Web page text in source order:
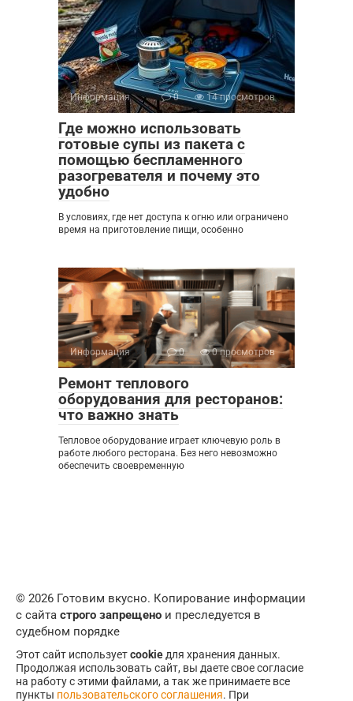
Информация 0 14 просмотров
Где можно использовать
готовые супы из пакета с
помощью беспламенного
разогревателя и почему это
удобно
В условиях, где нет доступа к огню или ограничено
время на приготовление пищи, особенно
Информация 0 0 просмотров
Ремонт теплового
оборудования для ресторанов:
что важно знать
Тепловое оборудование играет ключевую роль в
работе любого ресторана. Без него невозможно
обеспечить своевременную
© 2026 Готовим вкусно. Копирование информации
с сайта строго запрещено и преследуется в
судебном порядке
Этот сайт используетcookieдля хранения данных.
Продолжая использовать сайт, вы даете свое согласие
на работу с этими файлами, а так же принимаете все
пункты пользовательского соглашения. При